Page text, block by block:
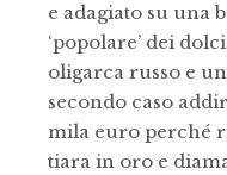
e adagiato su una
‘popolare’ dei
oligarca russo e
secondo caso
mila euro perché
tiara in oro e